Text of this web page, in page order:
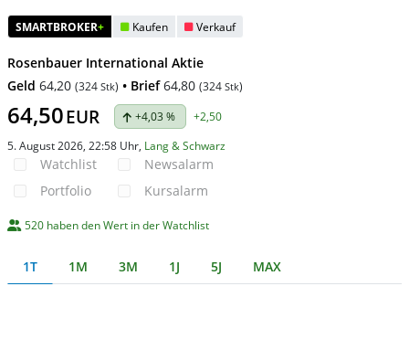
SMARTBROKER+ Kaufen Verkauf
Rosenbauer International Aktie
Geld 64,20 (324 Stk) • Brief 64,80 (324 Stk)
64,50EUR +4,03 %
+2,50
5. August 2026, 22:58 Uhr, Lang & Schwarz
Watchlist
Portfolio
Newsalarm
Kursalarm
520 haben den Wert in der Watchlist
1T 1M 3M 1J 5J MAX